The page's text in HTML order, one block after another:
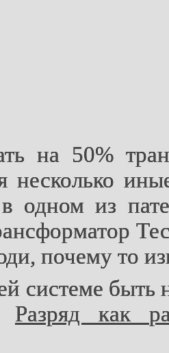
на 50%
несколько
одном из
почему то
системе быть
Разряд как